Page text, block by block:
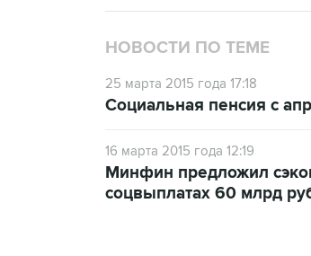
НОВОСТИ ПО ТЕМЕ
25 марта 2015 года 17:18
Социальная пенсия с
16 марта 2015 года 12:19
Минфин предложил
соцвыплатах 60 млрд